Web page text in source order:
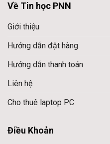
Về Tin học PNN
Giới thiệu
Hướng dẫn đặt hàng
Hướng dẫn thanh toán
Liên hệ
Cho thuê laptop PC
Điều Khoản